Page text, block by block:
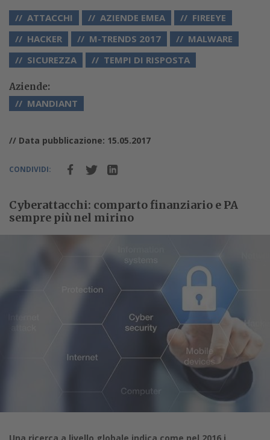
ATTACCHI AZIENDE EMEA
FIREEYE
HACKER
M-TRENDS 2017
MALWARE
SICUREZZA
TEMPI DI RISPOSTA
Aziende:
MANDIANT
// Data pubblicazione: 15.05.2017
CONDIVIDI:
Cyberattacchi: comparto finanziario e PA
sempre più nel mirino